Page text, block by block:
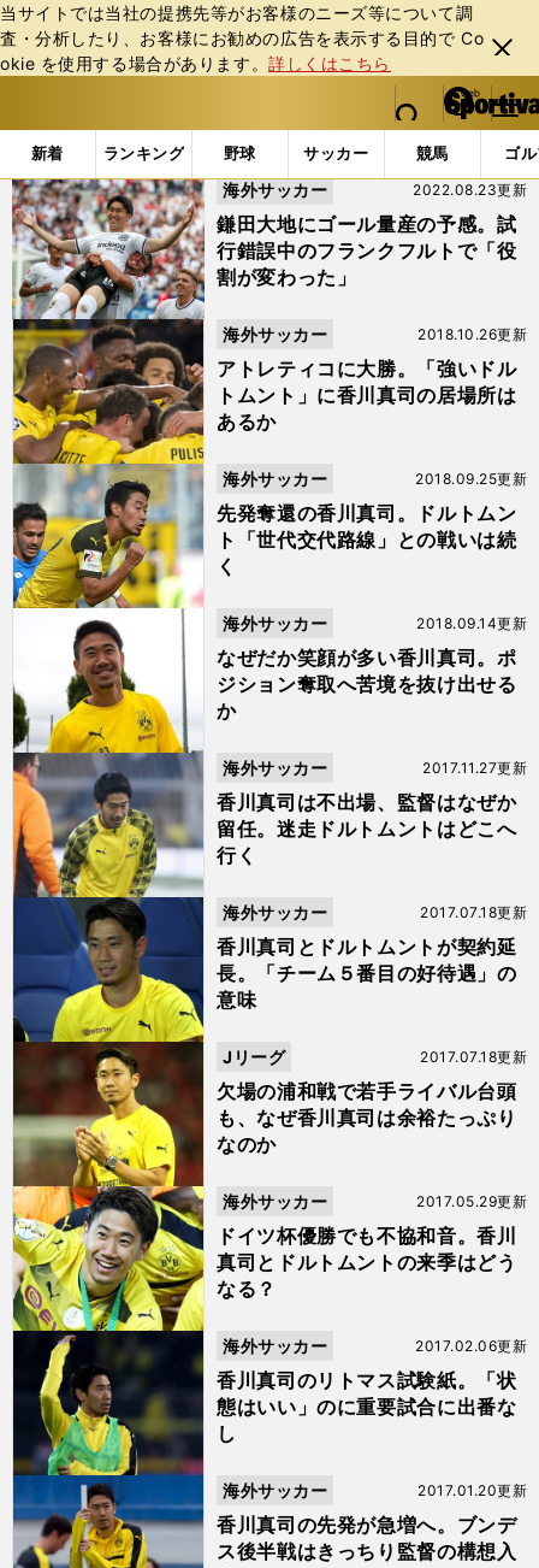
当サイトでは当社の提携先等がお客様のニーズ等について調
査・分析したり、お客様にお勧めの広告を表⽰する⽬的で Co
okie を使⽤する場合があります。詳しくはこちら
閉じ
る
web Sportiva (webスポルティーバ)
検索
マイペ
ー
ジ
メニュ
新着 ランキング 野球 サッカー 競馬 ゴ
b
ス
ポ
ル
テ
ィ
ー
バ
「#マリオ・ゲッツェ」の最新ニュース・ 情報
鎌田大地にゴール量産の予感。試
行錯誤中のフランクフルトで「役
割が変わった」
2022.08.23更新
海外サッカー
アトレティコに大勝。「強いドル
トムント」に香川真司の居場所は
あるか
2018.10.26更新
海外サッカー
先発奪還の香川真司。ドルトムン
ト「世代交代路線」との戦いは続
く
2018.09.25更新
海外サッカー
なぜだか笑顔が多い香川真司。ポ
ジション奪取へ苦境を抜け出せる
か
2018.09.14更新
海外サッカー
香川真司は不出場、監督はなぜか
留任。迷走ドルトムントはどこへ
行く
2017.11.27更新
海外サッカー
香川真司とドルトムントが契約延
長。「チーム５番目の好待遇」の
意味
2017.07.18更新
海外サッカー
欠場の浦和戦で若手ライバル台頭
も、なぜ香川真司は余裕たっぷり
なのか
2017.07.18更新
Jリーグ
ドイツ杯優勝でも不協和音。香川
真司とドルトムントの来季はどう
なる？
2017.05.29更新
海外サッカー
香川真司のリトマス試験紙。「状
態はいい」のに重要試合に出番な
し
2017.02.06更新
海外サッカー
香川真司の先発が急増へ。ブンデ
ス後半戦はきっちり監督の構想入
2017.01.20更新
海外サッカー